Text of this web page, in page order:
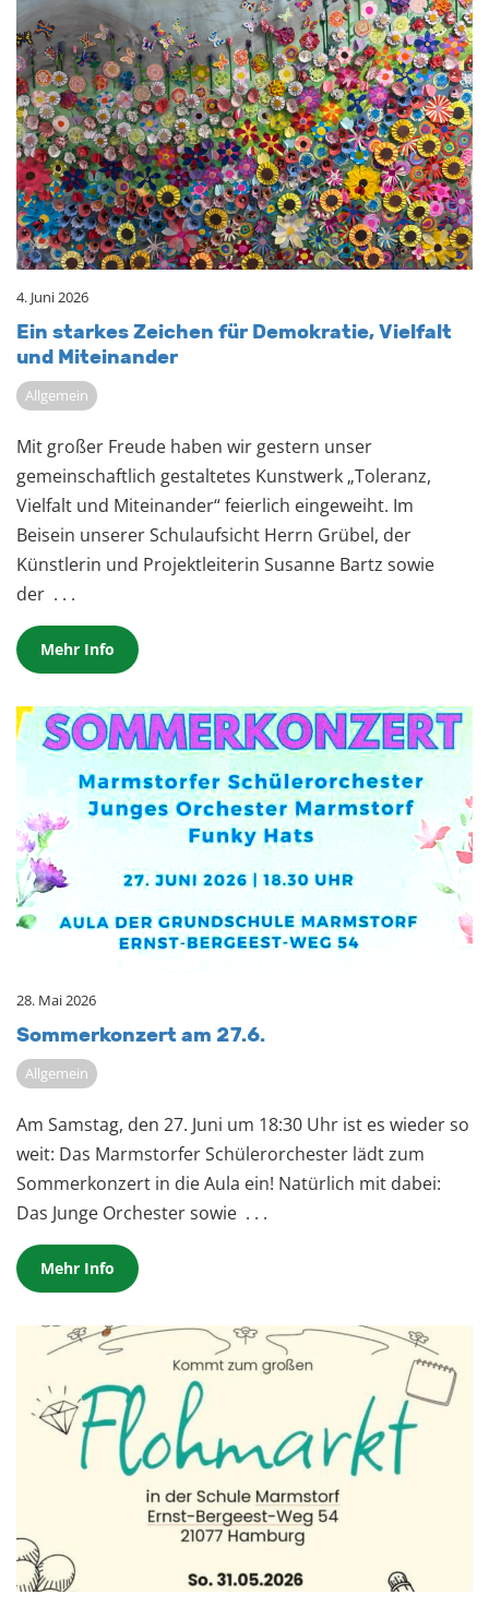
4. Juni 2026
Ein star­kes Zei­chen für De­mo­kra­tie, Viel­falt
und Mit­ein­an­der
Allgemein
Mit großer Freude haben wir gestern unser
gemeinschaftlich gestaltetes Kunstwerk „Toleranz,
Vielfalt und Miteinander“ feierlich eingeweiht. Im
Beisein unserer Schulaufsicht Herrn Grübel, der
Künstlerin und Projektleiterin Susanne Bartz sowie
der . . .
Mehr Info
28. Mai 2026
Som­mer­kon­zert am 27.6.
Allgemein
Am Samstag, den 27. Juni um 18:30 Uhr ist es wieder so
weit: Das Marmstorfer Schülerorchester lädt zum
Sommerkonzert in die Aula ein! Natürlich mit dabei:
Das Junge Orchester sowie . . .
Mehr Info